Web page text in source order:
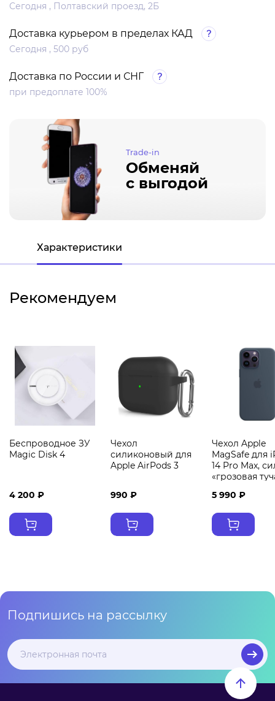
Сегодня , Полтавский проезд, 2Б
Доставка курьером в пределах КАД
Сегодня , 500 руб
Доставка по России и СНГ
при предоплате 100%
Trade-in
Обменяй
с выгодой
Характеристики
Рекомендуем
Беспроводное ЗУ
Magic Disk 4
4 200 ₽
Чехол
силиконовый для
Apple AirPods 3
990 ₽
Чехол Apple
MagSafe для
14 Pro Max,
«грозовая
5 990 ₽
Подпишись на рассылку